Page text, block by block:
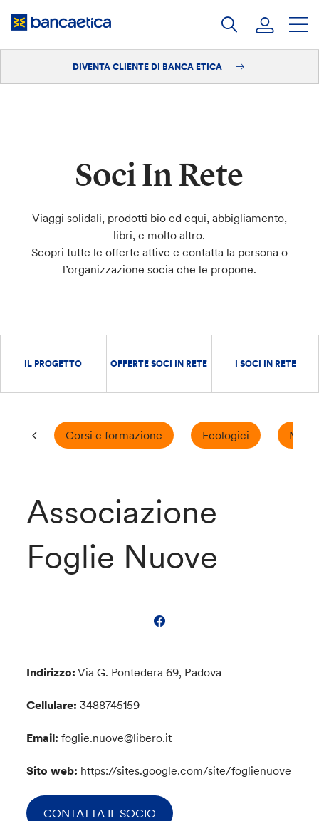
DIVENTA CLIENTE DI BANCA ETICA
Soci In Rete
Viaggi solidali, prodotti bio ed equi, abbigliamento,
libri, e molto altro.
Scopri tutte le offerte attive e contatta la persona o
l’organizzazione socia che le propone.
IL PROGETTO OFFERTE SOCI IN RETE I SOCI IN RETE
Corsi e formazione Ecologici
Associazione
Foglie Nuove
Indirizzo: Via G. Pontedera 69, Padova
Cellulare: 3488745159
Email: foglie.nuove@libero.it
Sito web: https://sites.google.com/site/foglienuove
CONTATTA IL SOCIO